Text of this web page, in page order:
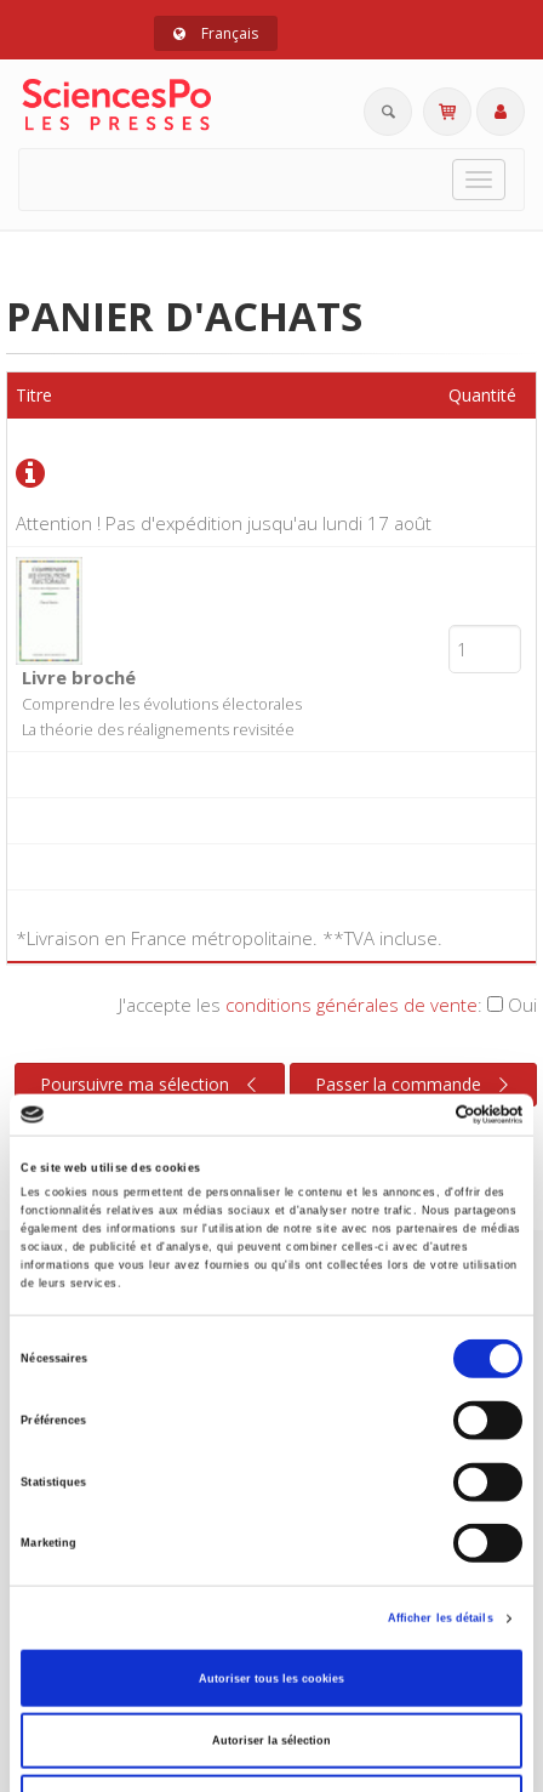
Ce site web utilise des cookies
Les cookies nous permettent de personnaliser le contenu et les annonces, d'offrir des
fonctionnalités relatives aux médias sociaux et d'analyser notre trafic. Nous partageons
également des informations sur l'utilisation de notre site avec nos partenaires de médias
sociaux, de publicité et d'analyse, qui peuvent combiner celles-ci avec d'autres
informations que vous leur avez fournies ou qu'ils ont collectées lors de votre utilisation
de leurs services.
Nécessaires
Préférences
Statistiques
Marketing
Afficher les détails
Autoriser tous les cookies
Autoriser la sélection
Français
Toggle
PANIER D'ACHATS
Attention ! Pas d'expédition jusqu'au lundi 17 août
Titre Quantité
Livre broché
Comprendre les évolutions électorales
La théorie des réalignements revisitée
*Livraison en France métropolitaine. **TVA incluse.
J'accepte les conditions générales de vente: Oui
Poursuivre ma sélection Passer la commande
Maison d'édition dédiée aux sciences humaines et sociales, les
Presses de Sciences Po participent depuis leur création en 1976
à la transmission des savoirs et des idées
FOREIGN RIGHTS
POUR LES LIBRAIRES